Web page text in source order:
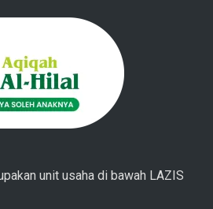
unit usaha di bawah LAZIS